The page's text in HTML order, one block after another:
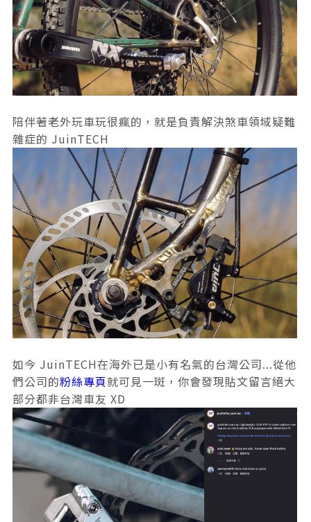
陪伴著老外玩車玩很瘋的，就是負責解決煞車領域疑難
雜症的 JuinTECH
如今 JuinTECH在海外已是小有名氣的台灣公司...從他
們公司的粉絲專頁就可見一斑，你會發現貼文留言絕大
部分都非台灣車友 XD